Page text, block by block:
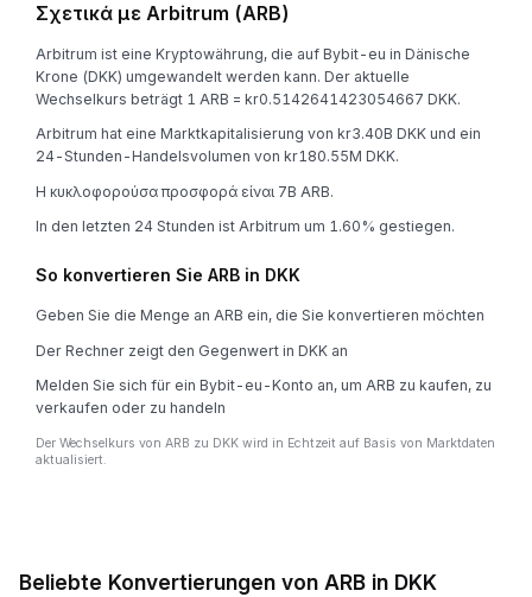
Σχετικά με Arbitrum (ARB)
Arbitrum ist eine Kryptowährung, die auf Bybit-eu in Dänische
Krone (DKK) umgewandelt werden kann. Der aktuelle
Wechselkurs beträgt 1 ARB = kr0.5142641423054667 DKK.
Arbitrum hat eine Marktkapitalisierung von kr3.40B DKK und ein
24-Stunden-Handelsvolumen von kr180.55M DKK.
Η κυκλοφορούσα προσφορά είναι 7B ARB.
In den letzten 24 Stunden ist Arbitrum um 1.60% gestiegen.
So konvertieren Sie ARB in DKK
Geben Sie die Menge an ARB ein, die Sie konvertieren möchten
Der Rechner zeigt den Gegenwert in DKK an
Melden Sie sich für ein Bybit-eu-Konto an, um ARB zu kaufen, zu
verkaufen oder zu handeln
Der Wechselkurs von ARB zu DKK wird in Echtzeit auf Basis von Marktdaten
aktualisiert.
Beliebte Konvertierungen von ARB in DKK